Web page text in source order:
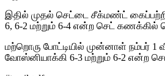
இதில் முதல் செட்டை சீக்மண்ட் கைப்பற்றி
6, 6-2 மற்றும் 6-4 என்ற செட் கணக்கில்
மற்றொரு போட்டியில் முன்னாள் நம்பர்
வோஸ்னியாக்கி 6-3 மற்றும் 6-2 என்ற